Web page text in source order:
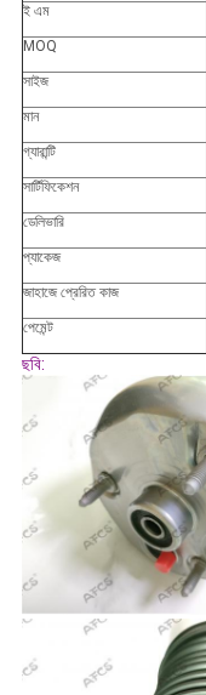
ই এম
MOQ
সাইজ
মান
গ্যারান্টি
সার্টিফিকেশন
ডেলিভারি
প্যাকেজ
জাহাজে প্রেরিত কাজ
পেমেন্ট
ছবি: